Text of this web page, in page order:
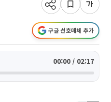
구글 선호매체 추가
00:00 / 02:17